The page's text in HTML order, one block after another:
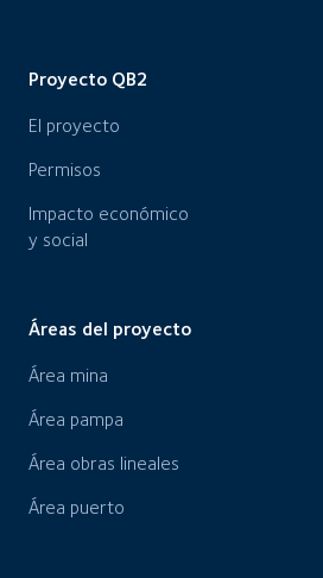
Proyecto QB2
El proyecto
Permisos
Impacto económico
y social
Áreas del proyecto
Área mina
Área pampa
Área obras lineales
Área puerto